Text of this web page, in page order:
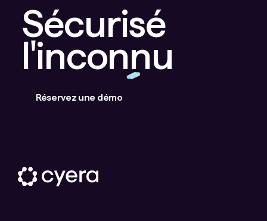
Sécurisé
l'inconnu
Réservez une démo